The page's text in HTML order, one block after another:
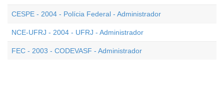
CESPE - 2004 - Polícia Federal - Administrador
NCE-UFRJ - 2004 - UFRJ - Administrador
FEC - 2003 - CODEVASF - Administrador